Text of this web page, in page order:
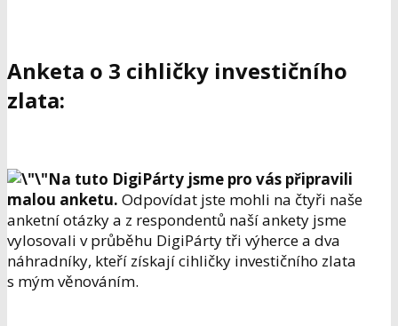
Anketa o 3 cihličky investičního
zlata:
Na tuto DigiPárty jsme pro vás připravili
malou anketu. Odpovídat jste mohli na čtyři naše
anketní otázky a z respondentů naší ankety jsme
vylosovali v průběhu DigiPárty tři výherce a dva
náhradníky, kteří získajícihličky investičního zlata
s mým věnováním.